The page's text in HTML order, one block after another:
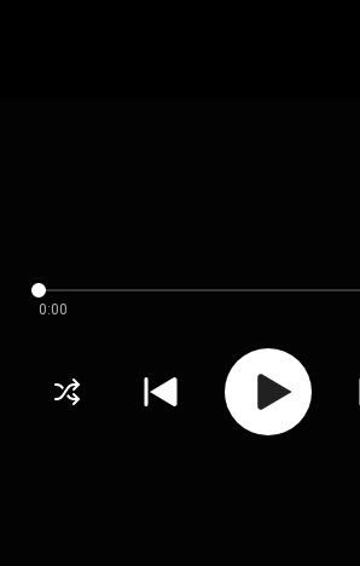
0:00